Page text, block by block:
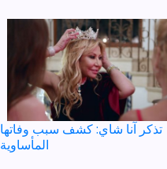
تذكر آنا شاي: كشف سبب وفاتها
المأساوية